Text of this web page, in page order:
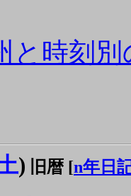
と時刻別
) 旧暦 [n年日